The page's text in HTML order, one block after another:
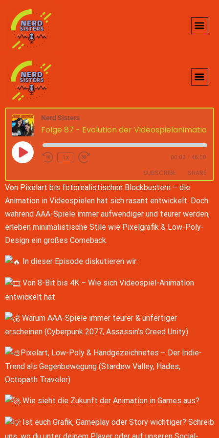
Nerd Sisters
1x 00:00 / 46:00
SUBSCRIBE SHARE
Google Podcasts Spotify
custom iTunes
RSS FEED
SHARE
LINK
Von Pixelart bis fotorealistischen Blockbustern – die
Animation in Videospielen hat sich rasant entwickelt. Doch
während AAA-Spiele immer aufwendiger und teurer werden,
erleben minimalistische Stile wie Pixelgrafik & Low-Poly-
Design ein großes Comeback.
In dieser Episode diskutieren wir:
Von 8-Bit bis 4K – Wie sich Videospiel-Animation
entwickelt hat
Warum AAA-Spiele immer teurer & unfertiger
erscheinen (Cyberpunk 2077, Assassin’s Creed Unity)
Pixelart, Low-Poly & Handgezeichnetes – Der Indie-
Trend als Gegenbewegung (Stardew Valley, Hades,
Octopath Traveler)
Wie sieht die Zukunft der Animation in Games aus?
Ist euch Grafik, Gameplay oder Story wichtiger? Schreib
uns, wo du unter deinem Player oder auf unseren Social-